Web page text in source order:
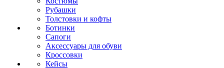
Рубашки
Толстовки и кофты
Ботинки
Сапоги
Аксессуары для обуви
Кроссовки
Кейсы